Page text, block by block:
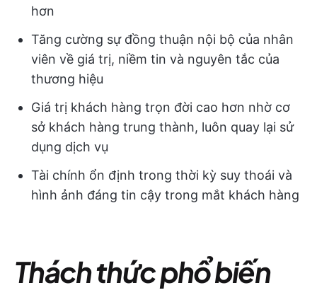
hơn
Tăng cường sự đồng thuận nội bộ của nhân
viên về giá trị, niềm tin và nguyên tắc của
thương hiệu
Giá trị khách hàng trọn đời cao hơn nhờ cơ
sở khách hàng trung thành, luôn quay lại sử
dụng dịch vụ
Tài chính ổn định trong thời kỳ suy thoái và
hình ảnh đáng tin cậy trong mắt khách hàng
Thách thức phổ biến